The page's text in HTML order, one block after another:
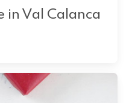
in Val Calanca